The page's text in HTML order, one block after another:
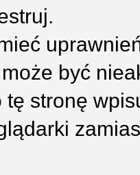
być
tę stronę